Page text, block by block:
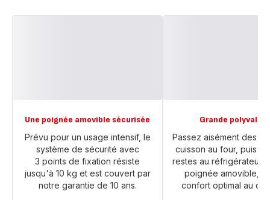
Une poignée amovible sécurisée
Prévu pour un usage intensif, le
système de sécurité avec
3 points de fixation résiste
jusqu'à 10 kg et est couvert par
notre garantie de 10 ans.
Grande
Passez aisément des
cuisson au four, puis
restes au réfrigérateur
poignée amovible,
confort optimal au